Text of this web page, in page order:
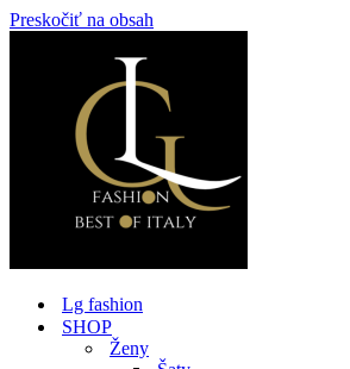
Preskočiť na obsah
Lg fashion
SHOP
Ženy